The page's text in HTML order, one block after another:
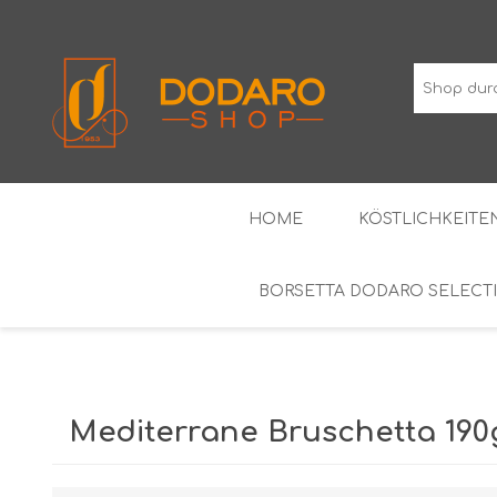
HOME
BORSETTA DODARO
GEOGRAFISCHER ANGABE
Mediterrane Bruschetta